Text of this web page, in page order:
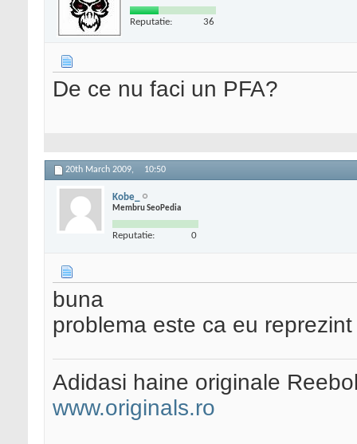
Reputatie: 36
De ce nu faci un PFA?
20th March 2009, 10:50
Kobe_
Membru SeoPedia
Reputatie: 0
buna
problema este ca eu
Adidasi haine originale
www.originals.ro